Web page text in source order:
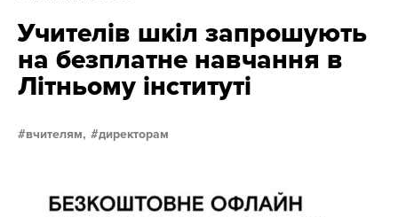
Учителів шкіл запрошують
на безплатне навчання в
Літньому інституті
вчителям, директорам